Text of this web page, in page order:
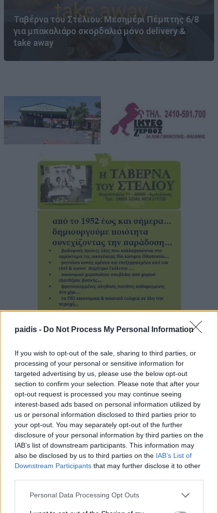
paidis - Do Not Process My Personal Information
If you wish to opt-out of the sale, sharing to third parties, or
processing of your personal or sensitive information for
targeted advertising by us, please use the below opt-out
section to confirm your selection. Please note that after your
opt-out request is processed you may continue seeing
interest-based ads based on personal information utilized by
us or personal information disclosed to third parties prior to
your opt-out. You may separately opt-out of the further
disclosure of your personal information by third parties on the
IAB’s list of downstream participants. This information may
also be disclosed by us to third parties on the IAB’s List of
Downstream Participants that may further disclose it to other
Personal Data Processing Opt Outs
Ταβέρνα του Στέλιου: Μεσημέρι Πέμπτης 6/8
για μπακαλιάρο σκορδαλιά μόνο delivery &
take away
▌ΤΕΛΕΥΤΑΙΑ ΝΕΑ